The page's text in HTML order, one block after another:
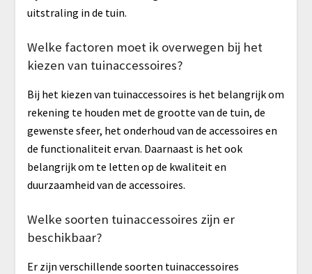
uitstraling in de tuin.
Welke factoren moet ik overwegen bij het
kiezen van tuinaccessoires?
Bij het kiezen van tuinaccessoires is het belangrijk om
rekening te houden met de grootte van de tuin, de
gewenste sfeer, het onderhoud van de accessoires en
de functionaliteit ervan. Daarnaast is het ook
belangrijk om te letten op de kwaliteit en
duurzaamheid van de accessoires.
Welke soorten tuinaccessoires zijn er
beschikbaar?
Er zijn verschillende soorten tuinaccessoires